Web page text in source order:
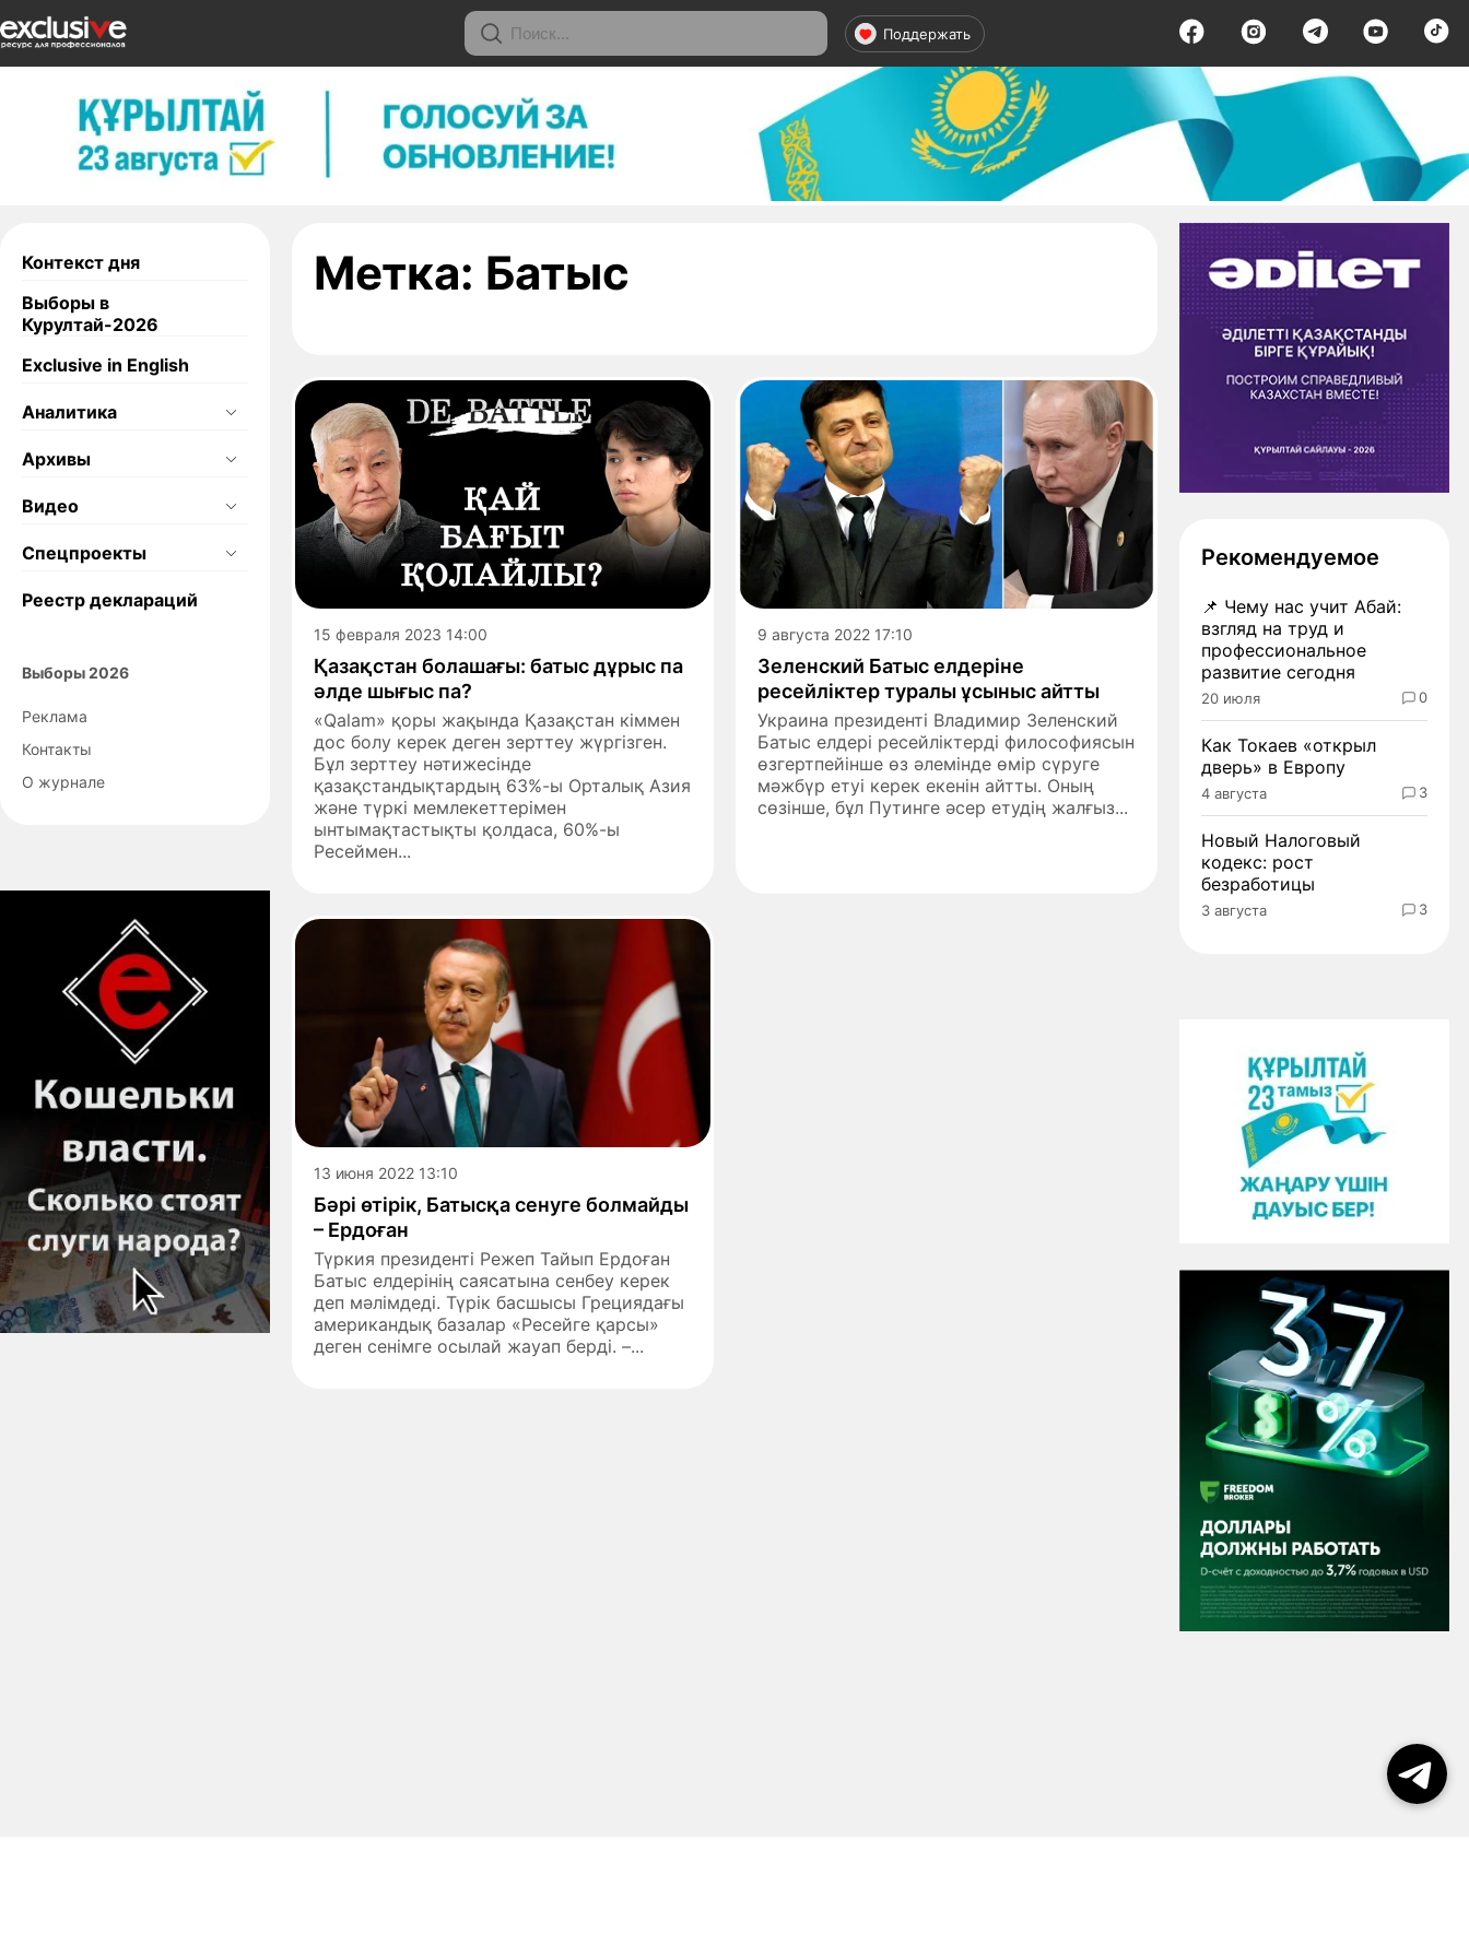
Поддержать
Контекст дня
Выборы в
Курултай-2026
Exclusive in English
Аналитика
Архивы
Видео
Спецпроекты
Реестр деклараций
Выборы 2026
Реклама
Контакты
О журнале
Метка: Батыс
15 февраля 2023 14:00
Қазақстан болашағы: батыс дұрыс па
әлде шығыс па?
«Qalam» қоры жақында Қазақстан кіммен
дос болу керек деген зерттеу жүргізген.
Бұл зерттеу нәтижесінде
қазақстандықтардың 63%-ы Орталық Азия
және түркі мемлекеттерімен
ынтымақтастықты қолдаса, 60%-ы
Ресеймен...
9 августа 2022 17:10
Зеленский Батыс елдеріне
ресейліктер туралы ұсыныс айтты
Украина президенті Владимир Зеленский
Батыс елдері ресейліктерді философиясын
өзгертпейінше өз әлемінде өмір сүруге
мәжбүр етуі керек екенін айтты. Оның
сөзінше, бұл Путинге әсер етудің жалғыз...
13 июня 2022 13:10
Бәрі өтірік, Батысқа сенуге болмайды
– Ердоған
Түркия президенті Режеп Тайып Ердоған
Батыс елдерінің саясатына сенбеу керек
деп мәлімдеді. Түрік басшысы Грециядағы
американдық базалар «Ресейге қарсы»
деген сенімге осылай жауап берді. –...
Рекомендуемое
📌 Чему нас учит Абай:
взгляд на труд и
профессиональное
развитие сегодня
20 июля 0
Как Токаев «открыл
дверь» в Европу
4 августа 3
Новый Налоговый
кодекс: рост
безработицы
3 августа 3